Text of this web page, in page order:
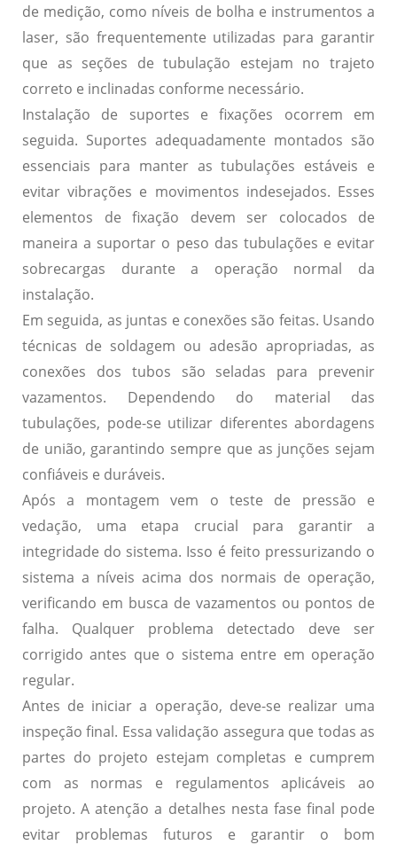
de medição, como níveis de bolha e instrumentos a
laser, são frequentemente utilizadas para garantir
que as seções de tubulação estejam no trajeto
correto e inclinadas conforme necessário.
Instalação de suportes e fixações ocorrem em
seguida. Suportes adequadamente montados são
essenciais para manter as tubulações estáveis e
evitar vibrações e movimentos indesejados. Esses
elementos de fixação devem ser colocados de
maneira a suportar o peso das tubulações e evitar
sobrecargas durante a operação normal da
instalação.
Em seguida, as juntas e conexões são feitas. Usando
técnicas de soldagem ou adesão apropriadas, as
conexões dos tubos são seladas para prevenir
vazamentos. Dependendo do material das
tubulações, pode-se utilizar diferentes abordagens
de união, garantindo sempre que as junções sejam
confiáveis e duráveis.
Após a montagem vem o teste de pressão e
vedação, uma etapa crucial para garantir a
integridade do sistema. Isso é feito pressurizando o
sistema a níveis acima dos normais de operação,
verificando em busca de vazamentos ou pontos de
falha. Qualquer problema detectado deve ser
corrigido antes que o sistema entre em operação
regular.
Antes de iniciar a operação, deve-se realizar uma
inspeção final. Essa validação assegura que todas as
partes do projeto estejam completas e cumprem
com as normas e regulamentos aplicáveis ao
projeto. A atenção a detalhes nesta fase final pode
evitar problemas futuros e garantir o bom